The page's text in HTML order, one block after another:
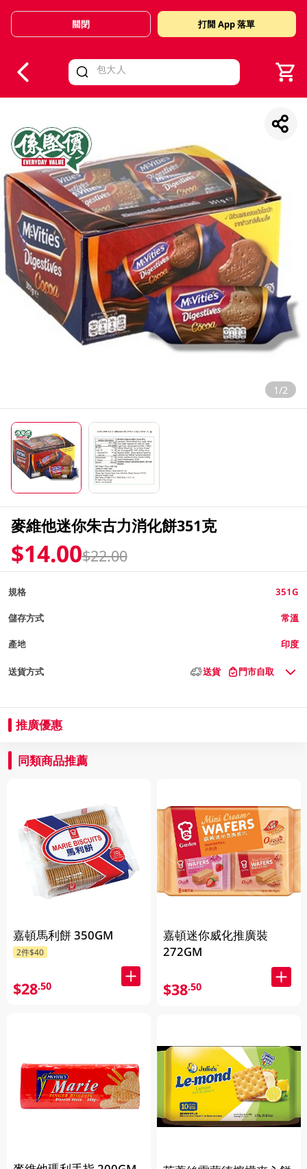
Valid Until 30 June 2026
關閉 打開 App 落單
1/2
麥維他迷你朱古力消化餅351克
$14.00$22.00
規格 351G
儲存方式 常溫
產地 印度
送貨方式 送貨 門市自取
推廣優惠
同類商品推薦
嘉頓馬利餅 350GM
2件$40
$28.50
嘉頓迷你威化推廣裝
272GM
$38.50